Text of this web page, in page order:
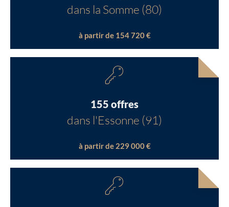
dans la Somme (80)
à partir de 154 720 €
155 offres
dans l'Essonne (91)
à partir de 229 000 €